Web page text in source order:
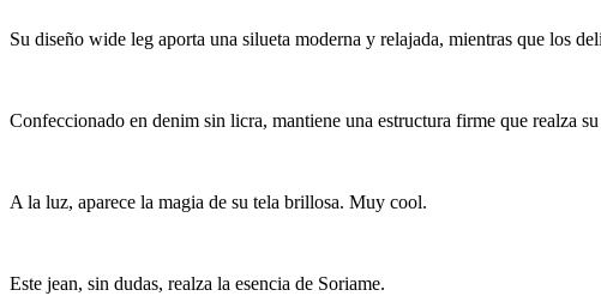
Su diseño wide leg aporta una silueta moderna y relajada, mientras que los
Confeccionado en denim sin licra, mantiene una estructura firme que realza
A la luz, aparece la magia de su tela brillosa. Muy cool.
Este jean, sin dudas, realza la esencia de Soriame.